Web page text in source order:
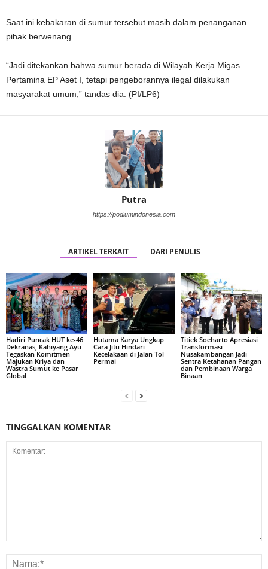
Saat ini kebakaran di sumur tersebut masih dalam penanganan
pihak berwenang.
“Jadi ditekankan bahwa sumur berada di Wilayah Kerja Migas
Pertamina EP Aset I, tetapi penge‎borannya ilegal dilakukan
masyarakat umum,” tandas dia. (PI/LP6)
Putra
https://podiumindonesia.com
ARTIKEL TERKAIT DARI PENULIS
Hadiri Puncak HUT ke-46
Dekranas, Kahiyang Ayu
Tegaskan Komitmen
Majukan Kriya dan
Wastra Sumut ke Pasar
Global
Hutama Karya Ungkap
Cara Jitu Hindari
Kecelakaan di Jalan Tol
Permai
Titiek Soeharto Apresiasi
Transformasi
Nusakambangan Jadi
Sentra Ketahanan Pangan
dan Pembinaan Warga
Binaan
TINGGALKAN KOMENTAR